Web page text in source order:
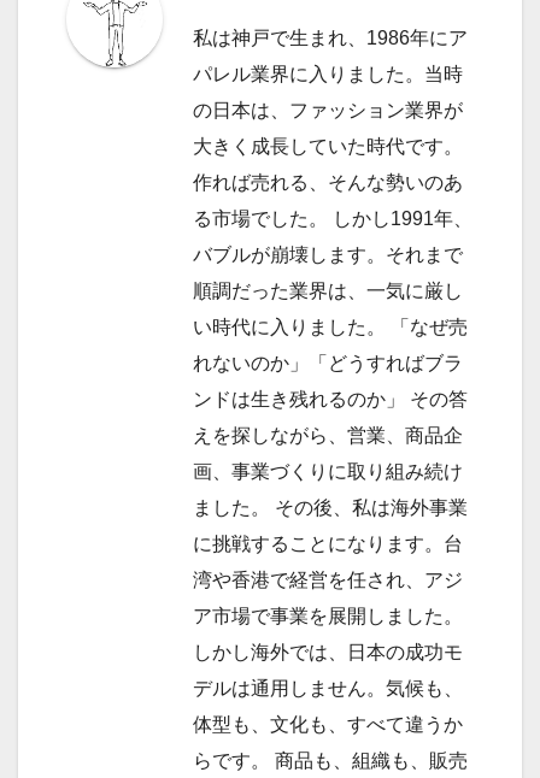
ゲ
私は神戸で生まれ、1986年にア
パレル業界に入りました。当時
の日本は、ファッション業界が
大きく成長していた時代です。
作れば売れる、そんな勢いのあ
る市場でした。 しかし1991年、
バブルが崩壊します。それまで
順調だった業界は、一気に厳し
い時代に入りました。 「なぜ売
れないのか」「どうすればブラ
ンドは生き残れるのか」 その答
えを探しながら、営業、商品企
画、事業づくりに取り組み続け
ました。 その後、私は海外事業
に挑戦することになります。台
湾や香港で経営を任され、アジ
ア市場で事業を展開しました。
しかし海外では、日本の成功モ
デルは通用しません。気候も、
体型も、文化も、すべて違うか
らです。 商品も、組織も、販売